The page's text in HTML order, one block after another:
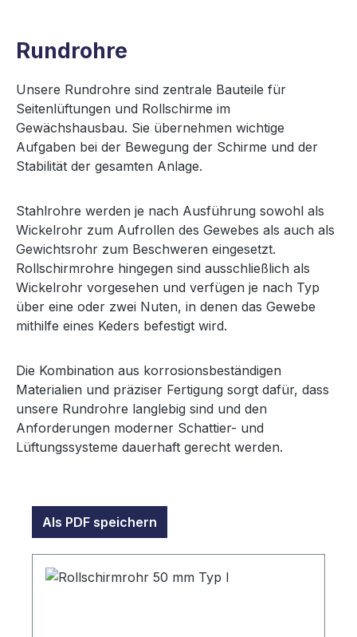
Rundrohre
Unsere Rundrohre sind zentrale Bauteile für
Seitenlüftungen und Rollschirme im
Gewächshausbau. Sie übernehmen wichtige
Aufgaben bei der Bewegung der Schirme und der
Stabilität der gesamten Anlage.
Stahlrohre werden je nach Ausführung sowohl als
Wickelrohr zum Aufrollen des Gewebes als auch als
Gewichtsrohr zum Beschweren eingesetzt.
Rollschirmrohre hingegen sind ausschließlich als
Wickelrohr vorgesehen und verfügen je nach Typ
über eine oder zwei Nuten, in denen das Gewebe
mithilfe eines Keders befestigt wird.
Die Kombination aus korrosionsbeständigen
Materialien und präziser Fertigung sorgt dafür, dass
unsere Rundrohre langlebig sind und den
Anforderungen moderner Schattier- und
Lüftungssysteme dauerhaft gerecht werden.
Als PDF speichern